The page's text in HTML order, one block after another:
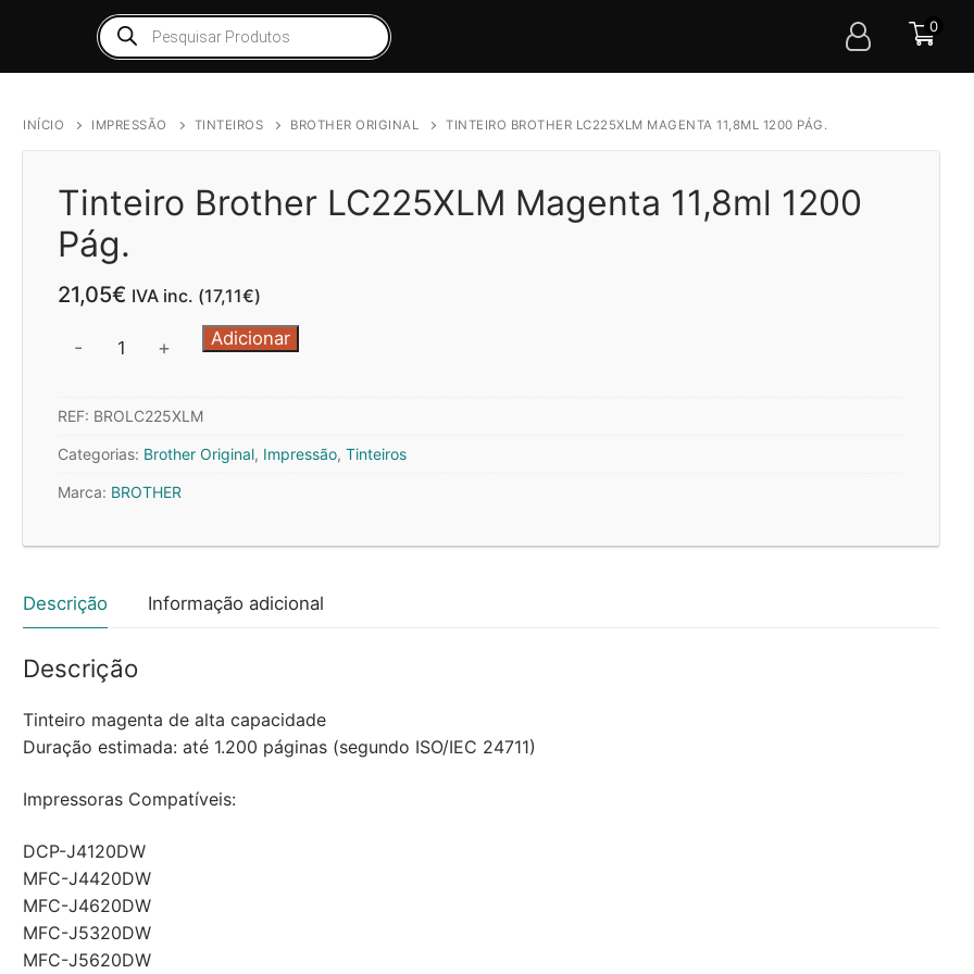
Products
search
0
INÍCIO IMPRESSÃO TINTEIROS BROTHER ORIGINAL TINTEIRO BROTHER LC225XLM MAGENTA 11,8ML 1200 PÁG.
Tinteiro Brother LC225XLM Magenta 11,8ml 1200
Pág.
21,05€ IVA inc. (17,11€)
Quantidade
Brother
LC225XLM
11,8ml
Pág.
- + Adicionar
REF: BROLC225XLM
Categorias: Brother Original, Impressão,Tinteiros
Marca: BROTHER
Descrição Informação adicional
Descrição
Tinteiro magenta de alta capacidade
Duração estimada: até 1.200 páginas (segundo ISO/IEC 24711)
Impressoras Compatíveis:
DCP-J4120DW
MFC-J4420DW
MFC-J4620DW
MFC-J5320DW
MFC-J5620DW